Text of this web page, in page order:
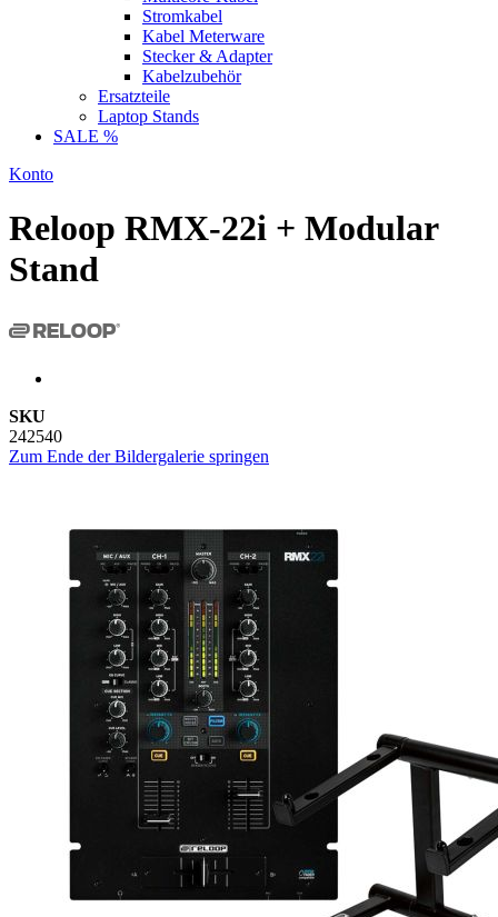
Stromkabel
Kabel Meterware
Stecker & Adapter
Kabelzubehör
Ersatzteile
Laptop Stands
SALE %
Konto
Reloop RMX-22i + Modular
Stand
SKU
242540
Zum Ende der Bildergalerie springen